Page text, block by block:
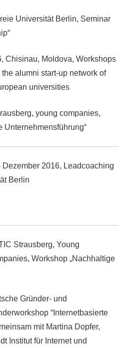
Universität Berlin, Seminar
Chisinau, Moldova, Workshops
the alumni start-up network of
universities
young companies,
Unternehmensführung“
2016, Leadcoaching
Berlin
Strausberg, Young
Workshop „Nachhaltige
Gründer- und
“Internetbasierte
mit Martina Dopfer,
Institut für Internet und